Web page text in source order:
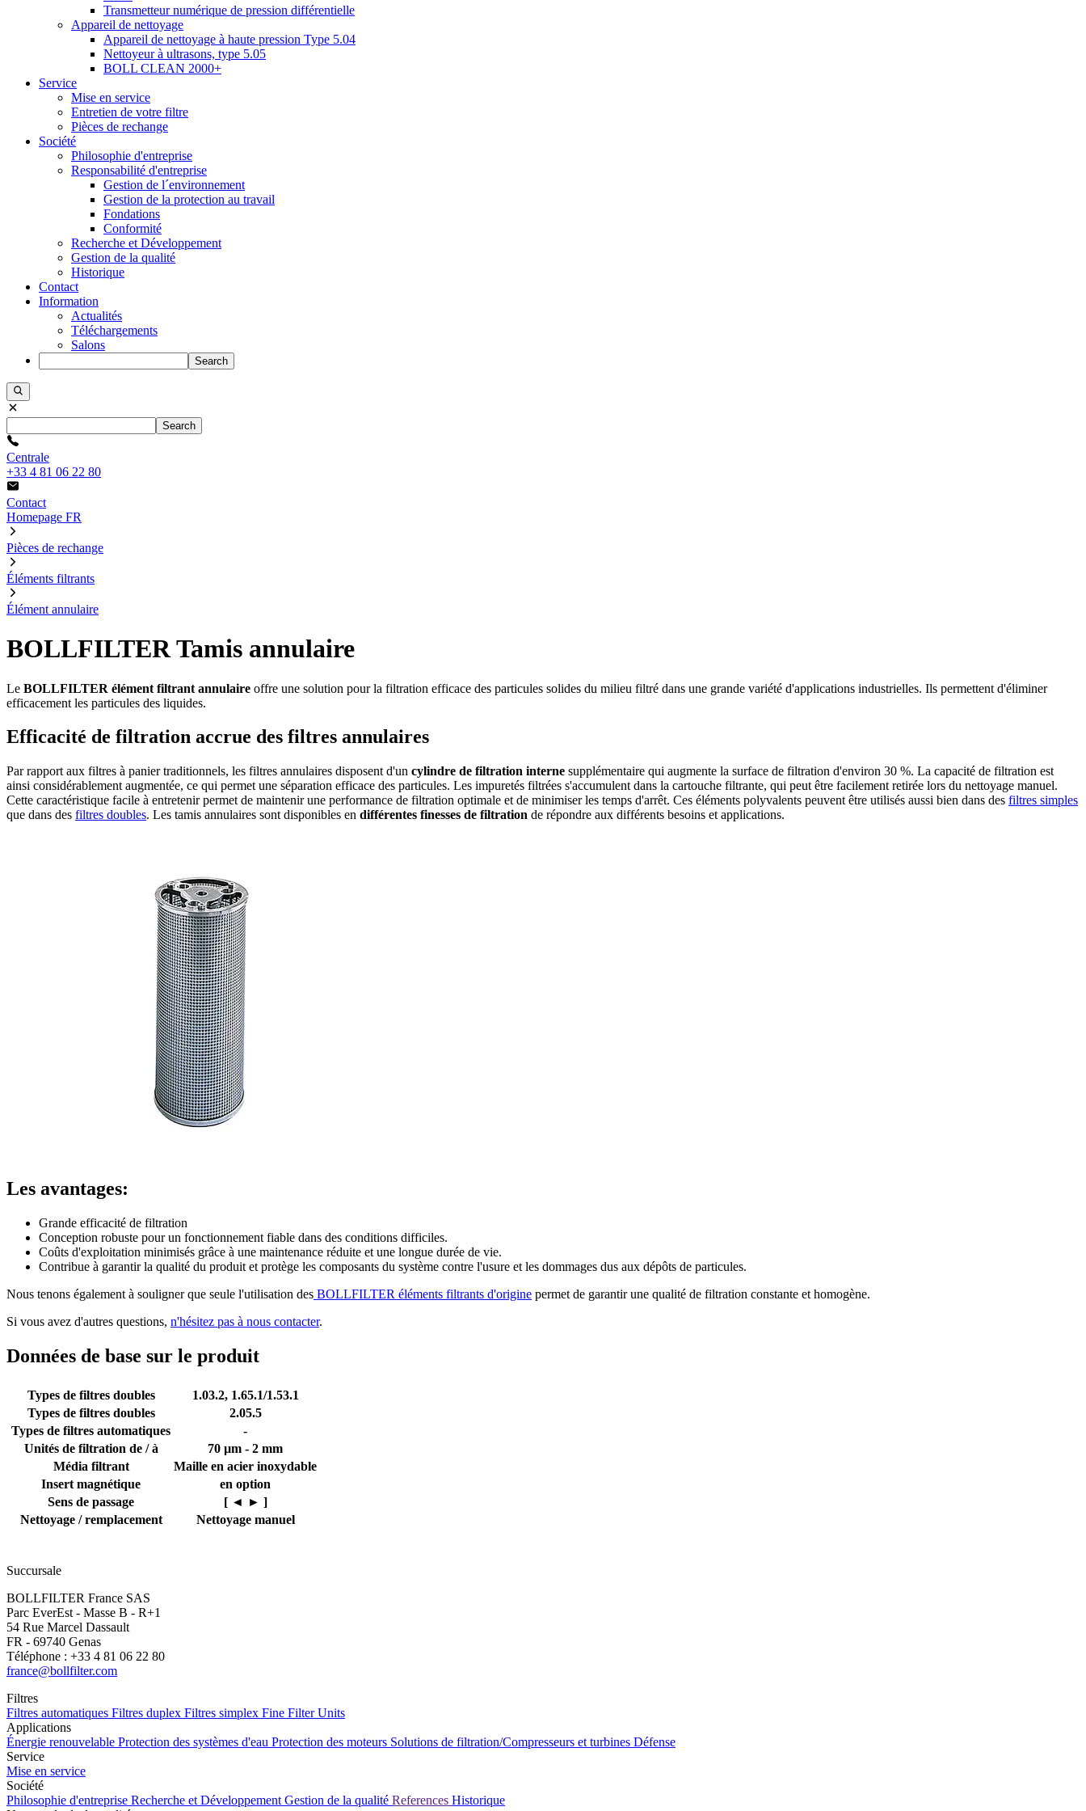
Transmetteur numérique de pression différentielle
Appareil de nettoyage
Appareil de nettoyage à haute pression Type 5.04
Nettoyeur à ultrasons, type 5.05
BOLL CLEAN 2000+
Service
Mise en service
Entretien de votre filtre
Pièces de rechange
Société
Philosophie d'entreprise
Responsabilité d'entreprise
Gestion de l´environnement
Gestion de la protection au travail
Fondations
Conformité
Recherche et Développement
Gestion de la qualité
Historique
Contact
Information
Actualités
Téléchargements
Salons
Search
Search
Centrale
+33 4 81 06 22 80
Contact
Homepage FR
Pièces de rechange
Éléments filtrants
Élément annulaire
BOLLFILTER Tamis annulaire
Le BOLLFILTER élément filtrant annulaire offre une solution pour la filtration efficace des particules solides du milieu filtré dans une grande variété d'applications industrielles. Ils permettent d'éliminer
efficacement les particules des liquides.
Efficacité de filtration accrue des filtres annulaires
Par rapport aux filtres à panier traditionnels, les filtres annulaires disposent d'un cylindre de filtration interne supplémentaire qui augmente la surface de filtration d'environ 30 %. La capacité de filtration est
ainsi considérablement augmentée, ce qui permet une séparation efficace des particules. Les impuretés filtrées s'accumulent dans la cartouche filtrante, qui peut être facilement retirée lors du nettoyage manuel.
Cette caractéristique facile à entretenir permet de maintenir une performance de filtration optimale et de minimiser les temps d'arrêt. Ces éléments polyvalents peuvent être utilisés aussi bien dans des filtres simples
que dans des filtres doubles. Les tamis annulaires sont disponibles en différentes finesses de filtration de répondre aux différents besoins et applications.
Les avantages:
Grande efficacité de filtration
Conception robuste pour un fonctionnement fiable dans des conditions difficiles.
Coûts d'exploitation minimisés grâce à une maintenance réduite et une longue durée de vie.
Contribue à garantir la qualité du produit et protège les composants du système contre l'usure et les dommages dus aux dépôts de particules.
Nous tenons également à souligner que seule l'utilisation des BOLLFILTER éléments filtrants d'origine permet de garantir une qualité de filtration constante et homogène.
Si vous avez d'autres questions, n'hésitez pas à nous contacter.
Données de base sur le produit
Types de filtres doubles
1.03.2, 1.65.1/1.53.1
Types de filtres doubles
2.05.5
Types de filtres automatiques
-
Unités de filtration de / à
70 µm - 2 mm
Média filtrant
Maille en acier inoxydable
Insert magnétique
en option
Sens de passage
[ ◄ ► ]
Nettoyage / remplacement
Nettoyage manuel
Succursale
BOLLFILTER France SAS
Parc EverEst - Masse B - R+1
54 Rue Marcel Dassault
FR - 69740 Genas
Téléphone : +33 4 81 06 22 80
france@bollfilter.com
Filtres
Filtres automatiques Filtres duplex Filtres simplex Fine Filter Units
Applications
Énergie renouvelable Protection des systèmes d'eau Protection des moteurs Solutions de filtration/Compresseurs et turbines Défense
Service
Mise en service
Société
Philosophie d'entreprise Recherche et Développement Gestion de la qualité References Historique